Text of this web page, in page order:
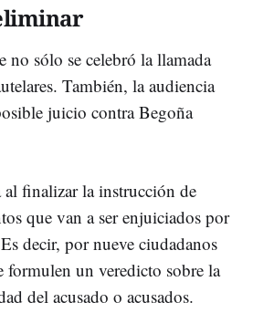
no sólo se celebró la llamada
También, la audiencia
juicio contra Begoña
al finalizar la instrucción de
que van a ser enjuiciados por
decir, por nueve ciudadanos
formulen un veredicto sobre la
del acusado o acusados.